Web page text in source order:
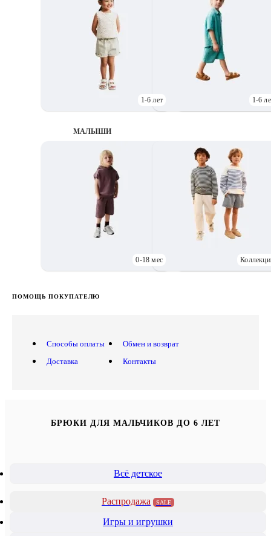
1-6 лет 1-6
МАЛЫШИ
0-18 мес
ПОМОЩЬ ПОКУПАТЕЛЮ
Способы оплаты
Доставка
Обмен и возврат
Контакты
БРЮКИ ДЛЯ МАЛЬЧИКОВ ДО 6 ЛЕТ
Всё детское
Распродажа SALE
Игры и игрушки